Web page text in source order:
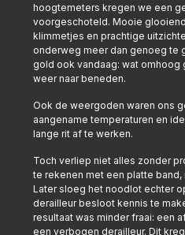
hoogtemeters kregen we een
voorgeschoteld. Mooie
klimmetjes en prachtige
onderweg meer dan genoeg te
gold ook vandaag: wat omhoog
weer naar beneden.
Ook de weergoden waren ons
aangename temperaturen en
lange rit af te werken.
Toch verliep niet alles zonder
te rekenen met een platte
Later sloeg het noodlot echter
derailleur besloot kennis te
resultaat was minder fraai: een
een verbogen derailleur. Dit